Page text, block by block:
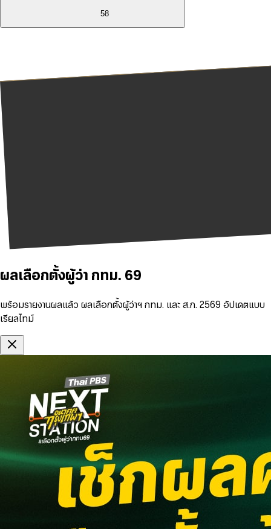
58
ผลเลือกตั้งผู้ว่า กทม. 69
พร้อมรายงานผลแล้ว ผลเลือกตั้งผู้ว่าฯ กทม. และ ส.ก. 2569 อัปเดตแบบ
เรียลไทม์